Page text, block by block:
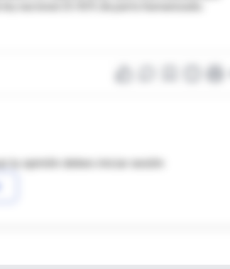
tu opinión debes iniciar sesión